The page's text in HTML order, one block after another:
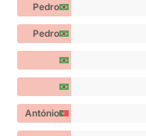
Pedro
Lima
Barros 4
Pedro
Lima
Barros 4
Ânderson
Miguel da
Silva 4
Ânderson
Miguel da
António
Manuel